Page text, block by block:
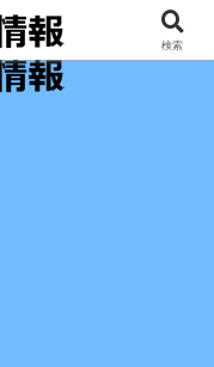
フラ。
検索